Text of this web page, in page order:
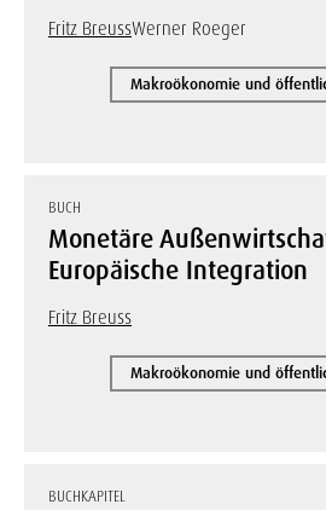
Fritz BreussWerner Roeger
Makroökonomie und
BUCH
Monetäre
Europäische Integration
Fritz Breuss
Makroökonomie und
BUCHKAPITEL